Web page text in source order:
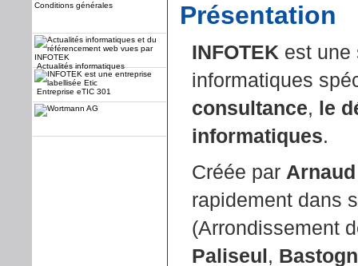
Conditions générales
Actualités informatiques
Entreprise eTIC 301
Présentation
INFOTEK est une
informatiques
consultance, le
informatiques.
Créée par
rapidement dans
(Arrondissement
Paliseul,